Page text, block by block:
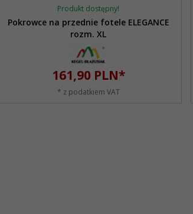
Produkt dostępny!
Pokrowce na przednie fotele ELEGANCE
rozm. XL
161,90 PLN*
* z podatkiem VAT